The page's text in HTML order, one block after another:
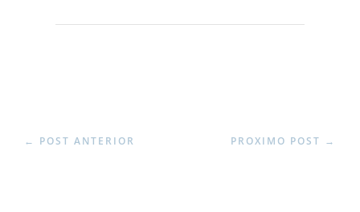
← POST ANTERIOR PROXIMO POST →